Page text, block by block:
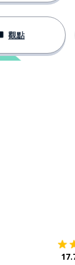
觀點